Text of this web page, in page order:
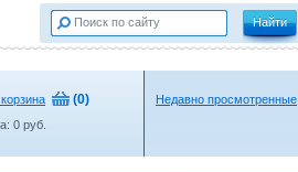
(0)
0 руб.
Недавно просмотренные